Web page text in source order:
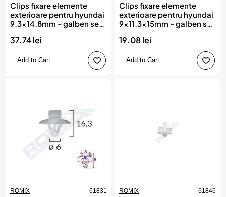
Clips fixare elemente
exterioare pentru hyundai
9.3x14.8mm - galben set
37.74 lei
Add to Cart
Clips fixare elemente
exterioare pentru hyundai
9x11.3x15mm - galben set
19.08 lei
Add to Cart
ROMIX 61831 ROMIX 61846